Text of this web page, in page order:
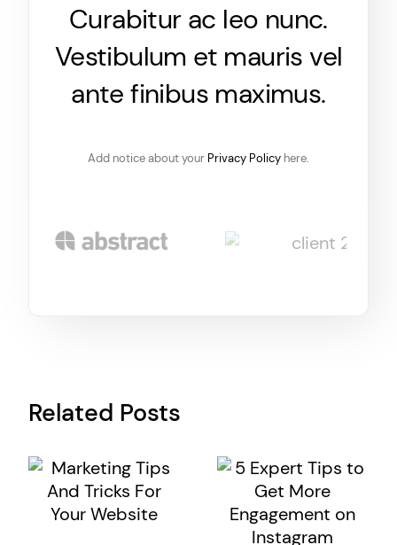
Curabitur ac leo nunc.
Vestibulum et mauris vel
ante finibus maximus.
Add notice about your Privacy Policy here.
Related Posts